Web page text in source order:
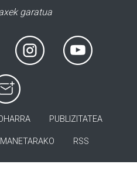
garatua
PUBLIZITATEA
RSS